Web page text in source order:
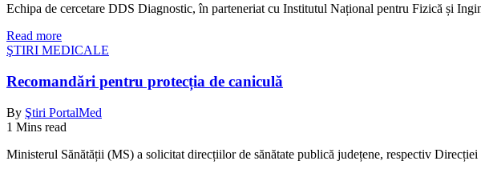
Echipa de cercetare DDS Diagnostic, în parteneriat cu Institutul Național pentru Fizică și
Read more
ŞTIRI MEDICALE
Recomandări pentru protecția de caniculă
By Ştiri PortalMed
1 Mins read
Ministerul Sănătății (MS) a solicitat direcțiilor de sănătate publică județene, respectiv